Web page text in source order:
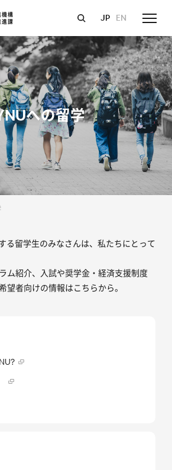
機構
進課
JP EN
への留学
る留学生のみなさんは、私たちにとって
ム紹介、入試や奨学金・経済支援制度
望者向けの情報はこちらから。